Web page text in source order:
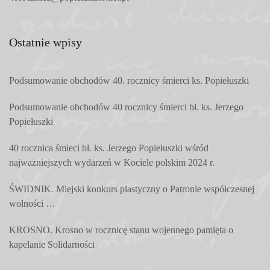
Ostatnie wpisy
Podsumowanie obchodów 40. rocznicy śmierci ks. Popiełuszki
Podsumowanie obchodów 40 rocznicy śmierci bł. ks. Jerzego
Popiełuszki
40 rocznica śmieci bł. ks. Jerzego Popiełuszki wśród
najważniejszych wydarzeń w Kociele polskim 2024 r.
ŚWIDNIK. Miejski konkurs plastyczny o Patronie współczesnej
wolności …
KROSNO. Krosno w rocznicę stanu wojennego pamięta o
kapelanie Solidarności